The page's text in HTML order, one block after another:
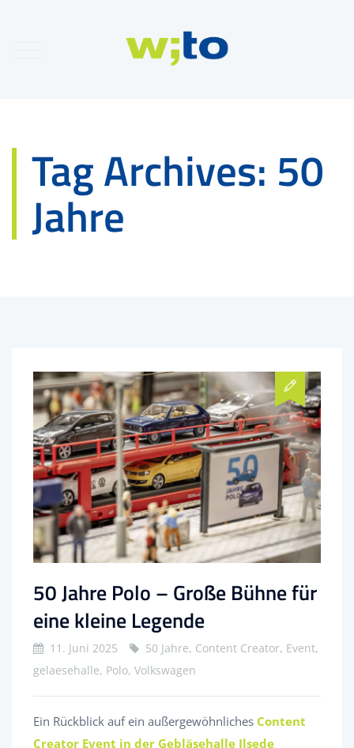
Tag Archives: 50
Jahre
50 Jahre Polo – Große Bühne für
eine kleine Legende
11. Juni 2025
50 Jahre, Content Creator, Event,
gelaesehalle, Polo, Volkswagen
Ein Rückblick auf ein außergewöhnliches Content
Creator Event in der Gebläsehalle Ilsede